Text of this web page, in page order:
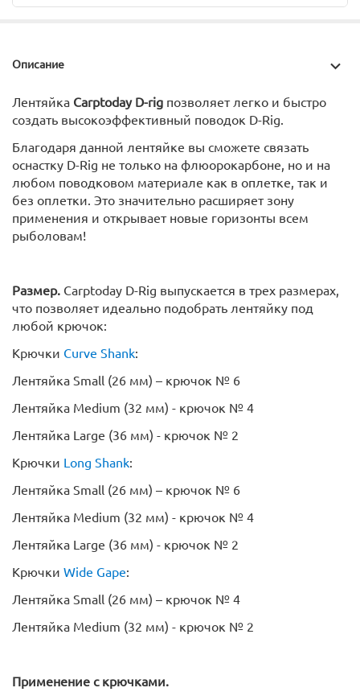
Описание
Лентяйка Carptoday D-rig позволяет легко и быстро
создать высокоэффективный поводок D-Rig.
Благодаря данной лентяйке вы сможете связать
оснастку D-Rig не только на флюорокарбоне, но и на
любом поводковом материале как в оплетке, так и
без оплетки. Это значительно расширяет зону
применения и открывает новые горизонты всем
рыболовам!
Размер. Carptoday D-Rig выпускается в трех размерах,
что позволяет идеально подобрать лентяйку под
любой крючок:
Крючки Curve Shank:
Лентяйка Small (26 мм) – крючок № 6
Лентяйка Medium (32 мм) - крючок № 4
Лентяйка Large (36 мм) - крючок № 2
Крючки Long Shank:
Лентяйка Small (26 мм) – крючок № 6
Лентяйка Medium (32 мм) - крючок № 4
Лентяйка Large (36 мм) - крючок № 2
Крючки Wide Gape:
Лентяйка Small (26 мм) – крючок № 4
Лентяйка Medium (32 мм) - крючок № 2
Применение с крючками.